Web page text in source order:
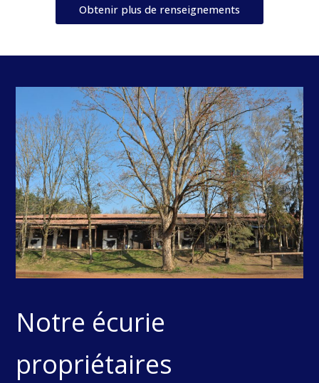
Obtenir plus de renseignements
Notre écurie
propriétaires